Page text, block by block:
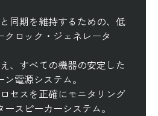
同期を維持するための、低
クロック・ジェネレータ
、すべての機器の安定した
電源システム。
セスを正確にモニタリング
スピーカーシステム。